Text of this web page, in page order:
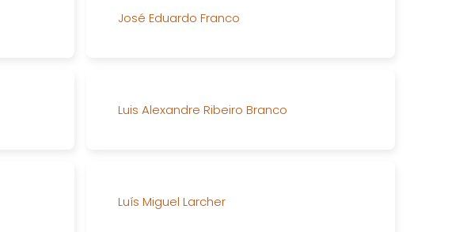
José Eduardo Franco
Luis Alexandre Ribeiro Branco
Luís Miguel Larcher